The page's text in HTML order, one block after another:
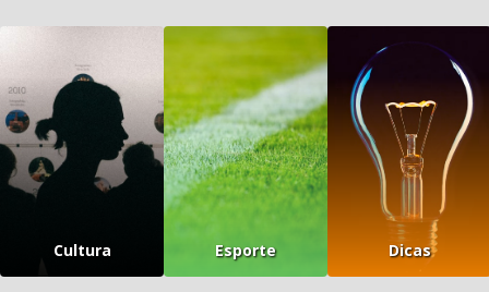
Cultura Esporte Dicas